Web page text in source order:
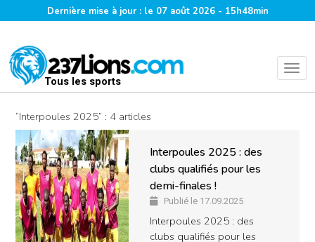
Dernière mise à jour : le 07 août 2026 - 15h48min
Tous les sports
“Interpoules 2025” : 4 articles
Interpoules 2025 : des
clubs qualifiés pour les
demi-finales !
Publié le 17.09.2025
Interpoules 2025 : des
clubs qualifiés pour les